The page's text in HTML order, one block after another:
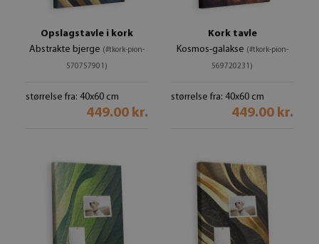
Opslagstavle i kork
Abstrakte bjerge (#tkork-pion-
570757901)
størrelse fra: 40x60 cm
449.00 kr.
Kork tavle
Kosmos-galakse (#tkork-pion-
569720231)
størrelse fra: 40x60 cm
449.00 kr.